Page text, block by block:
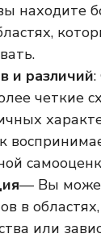
находите
и различий
четкие
— Вы
в
или